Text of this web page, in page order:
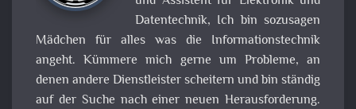
Datentechnik, Ich bin sozusagen
Mädchen für alles was die Informationstechnik
angeht. Kümmere mich gerne um Probleme, an
denen andere Dienstleister scheitern und bin ständig
auf der Suche nach einer neuen Herausforderung.